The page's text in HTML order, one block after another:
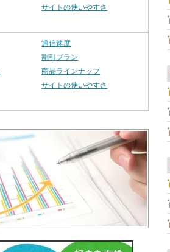
サイトの使いやすさ
通信速度
割引プラン
商品ラインナップ
サイトの使いやすさ